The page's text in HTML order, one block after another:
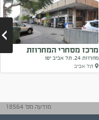
מרכז מסחרי המחרוזת
מחרוזת 24, תל אביב יפו
תל אביב
מודעה מס' 18564